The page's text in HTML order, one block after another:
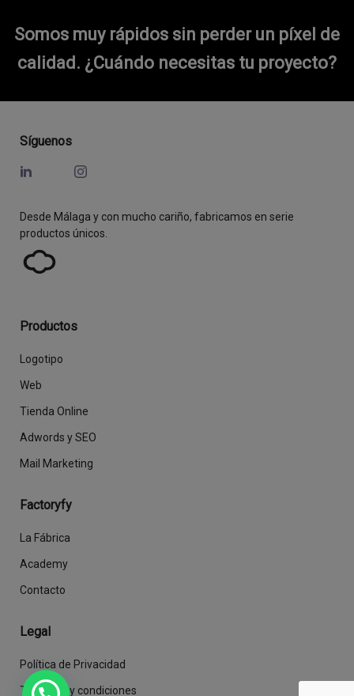
Somos muy rápidos sin perder un píxel de
calidad. ¿Cuándo necesitas tu proyecto?
Síguenos
Desde Málaga y con mucho cariño, fabricamos en serie
productos únicos.
Productos
Logotipo
Web
Tienda Online
Adwords y SEO
Mail Marketing
Factoryfy
La Fábrica
Academy
Contacto
Legal
Política de Privacidad
Términos y condiciones